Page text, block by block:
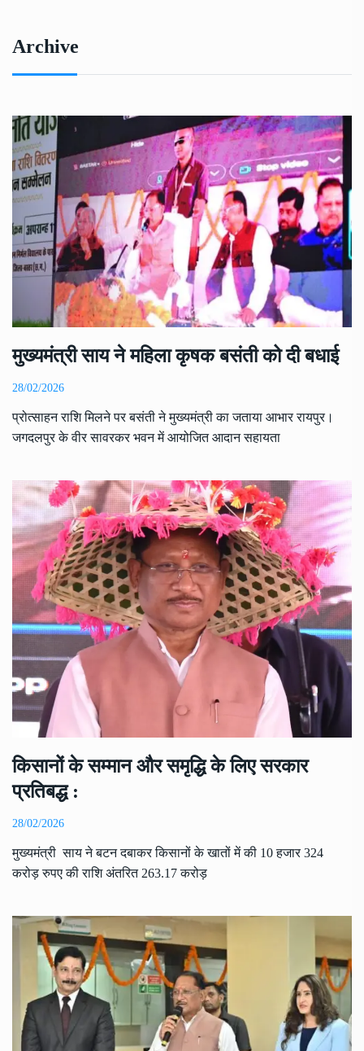
Archive
मुख्यमंत्री साय ने महिला कृषक बसंती को दी बधाई
28/02/2026
प्रोत्साहन राशि मिलने पर बसंती ने मुख्यमंत्री का जताया आभार रायपुर।
जगदलपुर के वीर सावरकर भवन में आयोजित आदान सहायता
किसानों के सम्मान और समृद्धि के लिए सरकार
प्रतिबद्ध :
28/02/2026
मुख्यमंत्री साय ने बटन दबाकर किसानों के खातों में की 10 हजार 324
करोड़ रुपए की राशि अंतरित 263.17 करोड़